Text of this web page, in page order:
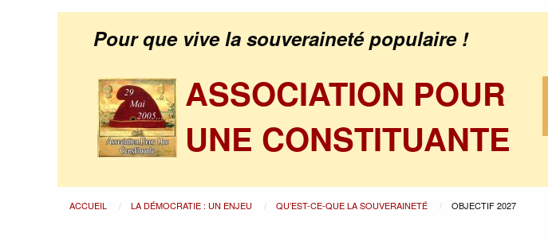
Pour que vive la souveraineté populaire !
ASSOCIATION POUR
UNE CONSTITUANTE
ACCUEIL LA DÉMOCRATIE : UN ENJEU QU’EST-CE-QUE LA SOUVERAINETÉ OBJECTIF 2027